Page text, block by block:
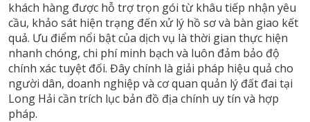
khách hàng được hỗ trợ trọn gói từ khâu tiếp nhận yêu
cầu, khảo sát hiện trạng đến xử lý hồ sơ và bàn giao kết
quả. Ưu điểm nổi bật của dịch vụ là thời gian thực hiện
nhanh chóng, chi phí minh bạch và luôn đảm bảo độ
chính xác tuyệt đối. Đây chính là giải pháp hiệu quả cho
người dân, doanh nghiệp và cơ quan quản lý đất đai tại
Long Hải cần trích lục bản đồ địa chính uy tín và hợp
pháp.